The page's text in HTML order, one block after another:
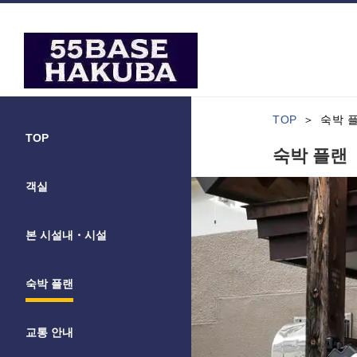
TOP
객실
본 시설내・시설
숙박 플랜
교통 안내
TOP 숙박
숙박 플랜